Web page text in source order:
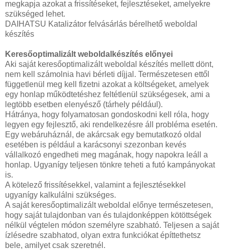
megkapja azokat a frissítéseket, fejlesztéseket, amelyekre
szükséged lehet.
DAIHATSU Katalizátor felvásárlás bérelhető weboldal
készítés
Keresőoptimalizált weboldalkészítés előnyei
Aki saját keresőoptimalizált weboldal készítés mellett dönt,
nem kell számolnia havi bérleti díjjal. Természetesen ettől
függetlenül meg kell fizetni azokat a költségeket, amelyek
egy honlap működtetéshez feltétlenül szükségesek, ami a
legtöbb esetben elenyésző (tárhely például).
Hátránya, hogy folyamatosan gondoskodni kell róla, hogy
legyen egy fejlesztő, aki rendelkezésre áll probléma esetén.
Egy webáruháznál, de akárcsak egy bemutatkozó oldal
esetében is például a karácsonyi szezonban kevés
vállalkozó engedheti meg magának, hogy napokra leáll a
honlap. Ugyanígy teljesen tönkre teheti a futó kampányokat
is.
A kötelező frissítésekkel, valamint a fejlesztésekkel
ugyanígy kalkulálni szükséges.
A saját keresőoptimalizált weboldal előnye természetesen,
hogy saját tulajdonban van és tulajdonképpen kötöttségek
nélkül végtelen módon személyre szabható. Teljesen a saját
ízlésedre szabhatod, olyan extra funkciókat építtethetsz
bele, amilyet csak szeretnél.